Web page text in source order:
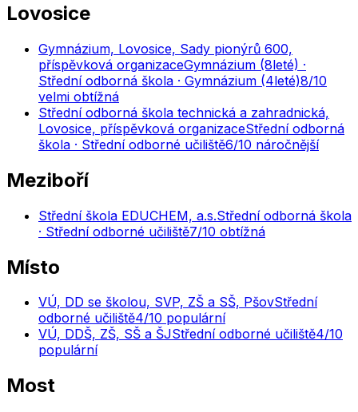
Lovosice
Gymnázium, Lovosice, Sady pionýrů 600,
příspěvková organizaceGymnázium (8leté) ·
Střední odborná škola · Gymnázium (4leté)8/10
velmi obtížná
Střední odborná škola technická a zahradnická,
Lovosice, příspěvková organizaceStřední odborná
škola · Střední odborné učiliště6/10 náročnější
Meziboří
Střední škola EDUCHEM, a.s.Střední odborná škola
· Střední odborné učiliště7/10 obtížná
Místo
VÚ, DD se školou, SVP, ZŠ a SŠ, PšovStřední
odborné učiliště4/10 populární
VÚ, DDŠ, ZŠ, SŠ a ŠJStřední odborné učiliště4/10
populární
Most